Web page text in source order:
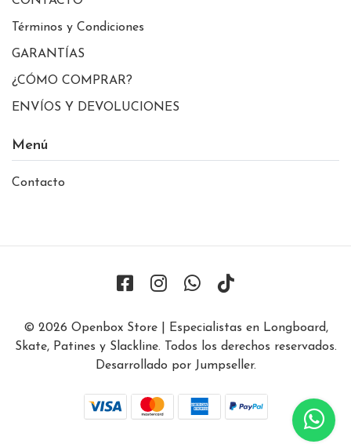
Términos y Condiciones
GARANTÍAS
¿CÓMO COMPRAR?
ENVÍOS Y DEVOLUCIONES
Menú
Contacto
© 2026 Openbox Store | Especialistas en Longboard,
Skate, Patines y Slackline. Todos los derechos reservados.
Desarrollado por Jumpseller.